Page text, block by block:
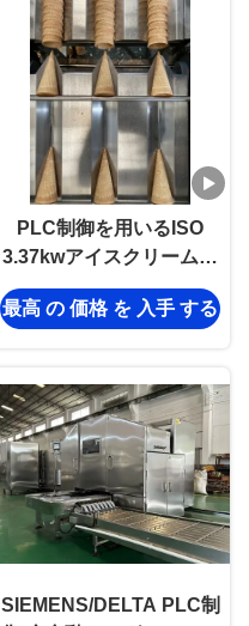
PLC制御を用いるISO
3.37kwアイスクリーム・
コーン メーカー機械
最高 の 価格 を 入手 する
SIEMENS/DELTA PLC制